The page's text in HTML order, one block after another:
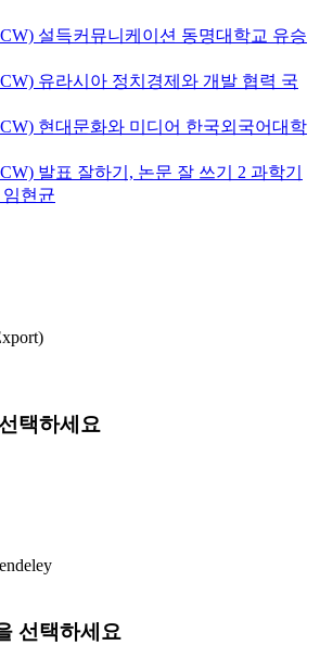
설득커뮤니케이션 동명대학교 유승
유라시아 정치경제와 개발 협력 국
현대문화와 미디어 한국외국어대학
발표 잘하기, 논문 잘 쓰기 2 과학기
임현균
택하세요
선택하세요